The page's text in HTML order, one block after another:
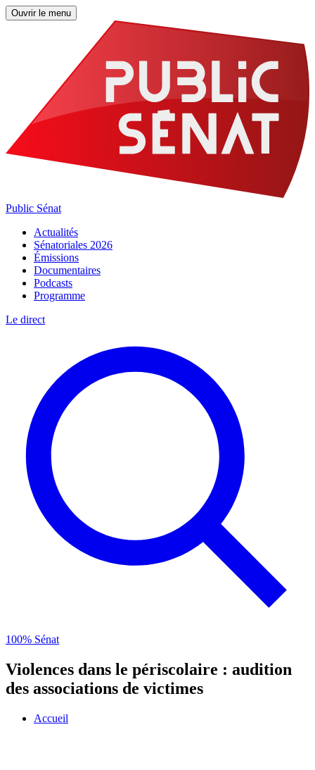
Ouvrir le menu
Public Sénat
Actualités
Sénatoriales 2026
Émissions
Documentaires
Podcasts
Programme
Le direct
100% Sénat
Violences dans le périscolaire : audition
des associations de victimes
Accueil